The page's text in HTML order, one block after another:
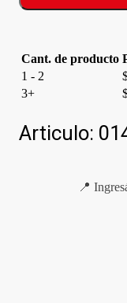
Cant. de producto
1 - 2
3+
Articulo:
📍